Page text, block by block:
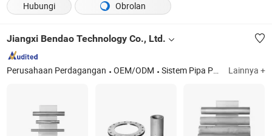
Hubungi
Obrolan
Jiangxi Bendao Technology Co., Ltd.
Perusahaan Perdagangan OEM/ODM Sistem Pipa PVC, PE, dan PPR Lainnya +